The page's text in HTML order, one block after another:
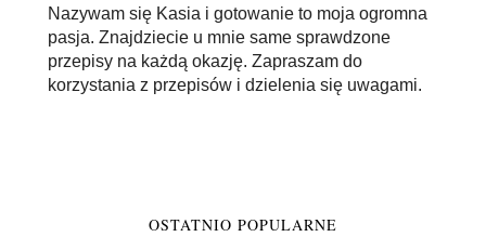
Nazywam się Kasia i gotowanie to moja ogromna
pasja. Znajdziecie u mnie same sprawdzone
przepisy na każdą okazję. Zapraszam do
korzystania z przepisów i dzielenia się uwagami.
OSTATNIO POPULARNE